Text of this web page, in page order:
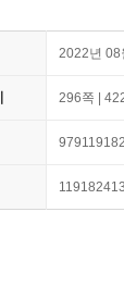
2022년 08
296쪽 |